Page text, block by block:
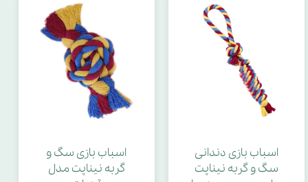
اسباب بازی دندانی
سگ و گربه نیناپت
اسباب بازی سگ و
گربه نیناپت مدل